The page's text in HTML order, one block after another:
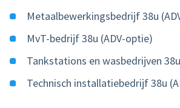
Metaalbewerkingsbedrijf 38u
MvT-bedrijf 38u (ADV-optie)
Tankstations en wasbedrijven
Technisch installatiebedrijf 38u